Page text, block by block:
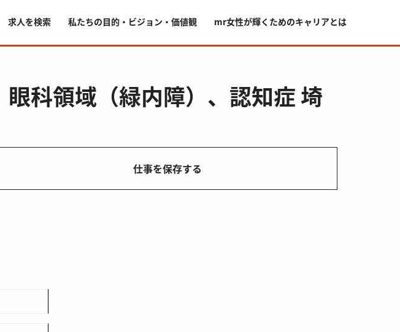
求人を検索 私たちの目的・ビジョン・価値観 mr女性が輝くためのキャリアとは
科領域（緑内障）、認知症 埼
仕事を保存する